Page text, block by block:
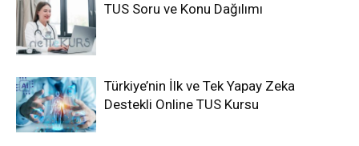
TUS Soru ve Konu Dağılımı
Türkiye’nin İlk ve Tek Yapay Zeka
Destekli Online TUS Kursu